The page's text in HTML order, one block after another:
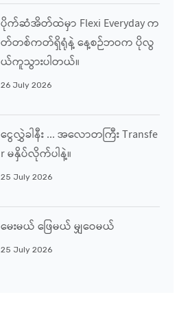
ပိုက်ဆံအိတ်ထဲမှာ Flexi Everyday က
တ်တစ်ကတ်ရှိရုံနဲ့ နေ့စဉ်ဘဝက ပိုလွ
ယ်ကူသွားပါတယ်။
26 July 2026
ငွေလွှဲခါနီး ... အလောတကြီး Transfe
R မနှိပ်လိုက်ပါနဲ့။
25 July 2026
မေးမယ် ဖြေမယ် မျှဝေမယ်
25 July 2026